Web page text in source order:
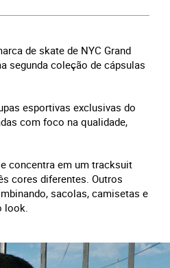
de skate de NYC Grand
segunda coleção de cápsulas
esportivas exclusivas do
com foco na qualidade,
concentra em um tracksuit
cores diferentes. Outros
sacolas, camisetas e
look.